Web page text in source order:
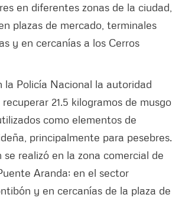
en diferentes zonas de la ciudad,
plazas de mercado, terminales
y en cercanías a los Cerros
la Policía Nacional la autoridad
21.5 kilogramos de musgo
como elementos de
principalmente para pesebres.
se realizó en la zona comercial de
Aranda; en el sector
y en cercanías de la plaza de